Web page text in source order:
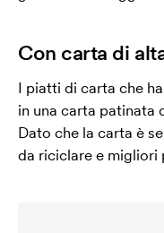
Con carta di
I piatti di carta che
in una carta patinata
Dato che la carta è
da riciclare e migliori